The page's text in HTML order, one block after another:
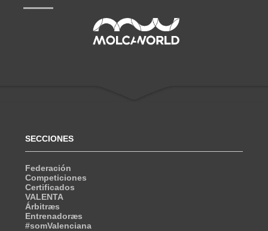
SECCIONES
Federación
Competiciones
Certificados
VALENTA
Árbitræs
Entrenadoræs
#somValenciana